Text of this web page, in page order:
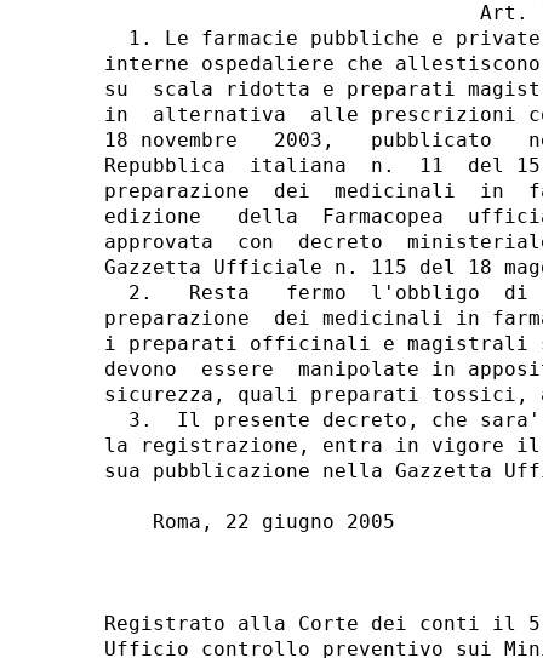
Art.
1. Le farmacie pubbliche e
interne ospedaliere che
su  scala ridotta e preparati
in  alternativa  alle prescrizioni
18 novembre   2003,   pubblicato
Repubblica  italiana  n.  11  del 15
preparazione  dei  medicinali  in
edizione   della  Farmacopea
approvata  con  decreto
Gazzetta Ufficiale n. 115 del 18
2.   Resta   fermo  l'obbligo  di
preparazione  dei medicinali in
i preparati officinali e magistrali
devono  essere  manipolate in
sicurezza, quali preparati tossici,
3.  Il presente decreto, che
la registrazione, entra in vigore il
sua pubblicazione nella Gazzetta
    Roma, 22 giugno 2005
Registrato alla Corte dei conti il 5
Ufficio controllo preventivo sui